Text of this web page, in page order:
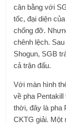
cân bằng với
tốc, đại diện
chống đỡ.
chênh lệch.
Shogun, SGB
cả trận đấu.
Với màn hình
về pha
thời, đây là pha
CKTG giải. Một